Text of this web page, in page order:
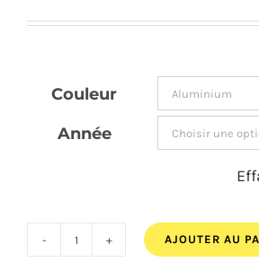
210,00€.
est :
197,00€.
Couleur
Année
quantité
AJOUTER AU